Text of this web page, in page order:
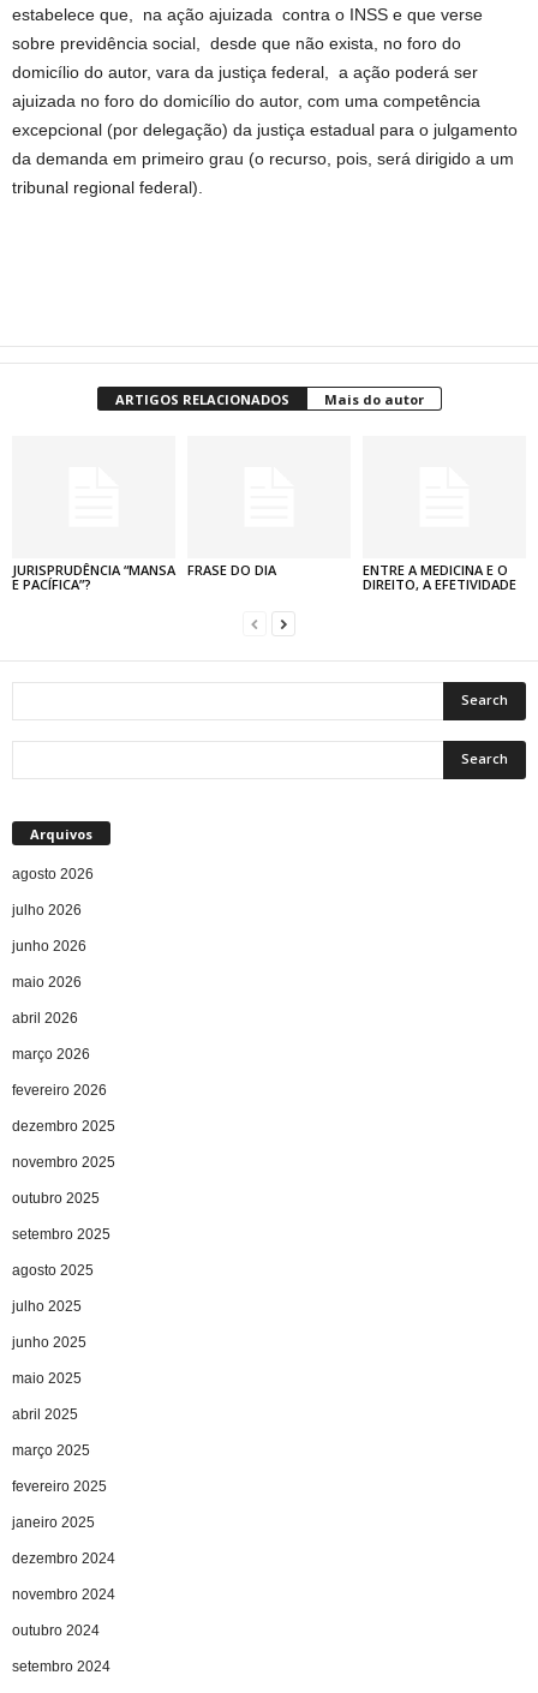
estabelece que, na ação ajuizada contra o INSS e que verse
sobre previdência social, desde que não exista, no foro do
domicílio do autor, vara da justiça federal, a ação poderá ser
ajuizada no foro do domicílio do autor, com uma competência
excepcional (por delegação) da justiça estadual para o julgamento
da demanda em primeiro grau (o recurso, pois, será dirigido a um
tribunal regional federal).
ARTIGOS RELACIONADOS Mais do autor
JURISPRUDÊNCIA “MANSA
E PACÍFICA”?
FRASE DO DIA
ENTRE A MEDICINA E O
DIREITO, A EFETIVIDADE
Arquivos
agosto 2026
julho 2026
junho 2026
maio 2026
abril 2026
março 2026
fevereiro 2026
dezembro 2025
novembro 2025
outubro 2025
setembro 2025
agosto 2025
julho 2025
junho 2025
maio 2025
abril 2025
março 2025
fevereiro 2025
janeiro 2025
dezembro 2024
novembro 2024
outubro 2024
setembro 2024